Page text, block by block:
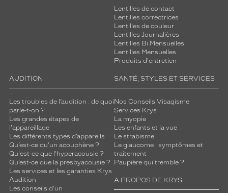
Lentilles de contact
Lentilles correctrices
Lentilles de couleur
Lentilles Journalières
Lentilles Bi Mensuelles
Lentilles Mensuelles
Produits d'entretien
AUDITION
Les troubles de l’audition : de quoi
parle-t-on ?
Les grandes étapes de
l'appareillage
Les différents types d’appareils
Qu’est-ce qu'un acouphène ?
Qu'est-ce que l'hyperacousie ?
Qu’est-ce que la presbyacousie ?
Les services et les garanties Krys
Audition
Les conseils d'un
SANTÉ, STYLES ET SERVICES
Nos Conseils Visagisme
Services Krys
La myopie
Les enfants et la vue
Le strabisme
Le glaucome : symptômes et
traitement
Paupière qui tremble ?
A PROPOS DE KRYS